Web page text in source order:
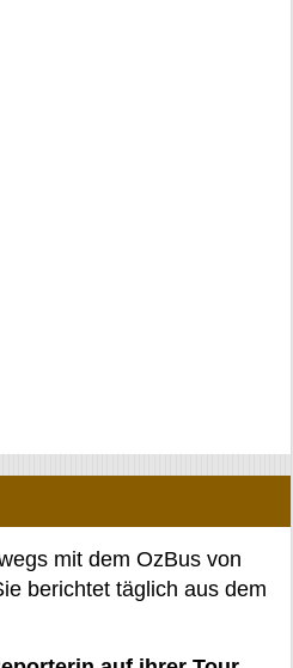
mit dem OzBus von
berichtet täglich aus dem